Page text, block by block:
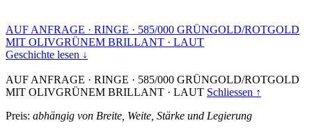
AUF ANFRAGE · RINGE · 585/000 GRÜNGOLD/ROTGOLD
MIT OLIVGRÜNEM BRILLANT · LAUT
Geschichte lesen ↓
AUF ANFRAGE · RINGE · 585/000 GRÜNGOLD/ROTGOLD
MIT OLIVGRÜNEM BRILLANT · LAUT Schliessen ↑
Preis: abhängig von Breite, Weite, Stärke und Legierung